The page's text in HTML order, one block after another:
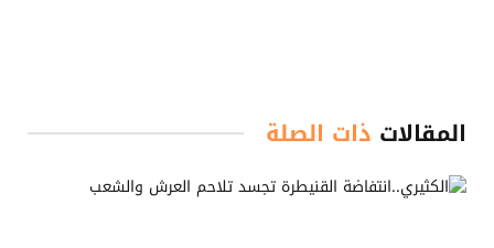
المقالات ذات الصلة